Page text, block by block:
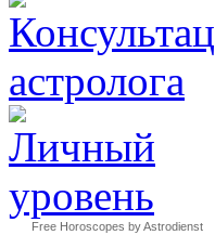
Free Horoscopes by Astrodienst